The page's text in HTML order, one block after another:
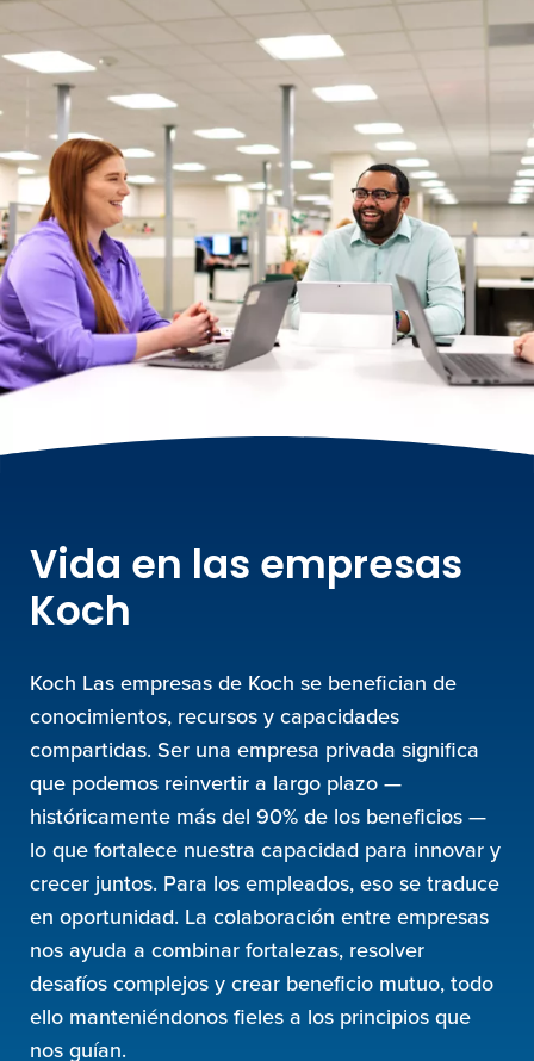
Vida en las empresas
Koch
Koch Las empresas de Koch se benefician de
conocimientos, recursos y capacidades
compartidas. Ser una empresa privada significa
que podemos reinvertir a largo plazo —
históricamente más del 90% de los beneficios —
lo que fortalece nuestra capacidad para innovar y
crecer juntos. Para los empleados, eso se traduce
en oportunidad. La colaboración entre empresas
nos ayuda a combinar fortalezas, resolver
desafíos complejos y crear beneficio mutuo, todo
ello manteniéndonos fieles a los principios que
nos guían.